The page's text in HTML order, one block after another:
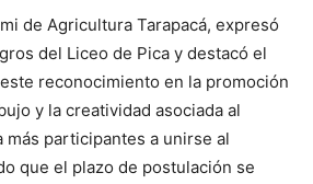
de Agricultura Tarapacá, expresó
del Liceo de Pica y destacó el
reconocimiento en la promoción
y la creatividad asociada al
más participantes a unirse al
que el plazo de postulación se